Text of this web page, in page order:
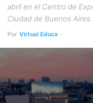
abril en el Centro de
Ciudad de Buenos Aires.
Por Virtual Educa -